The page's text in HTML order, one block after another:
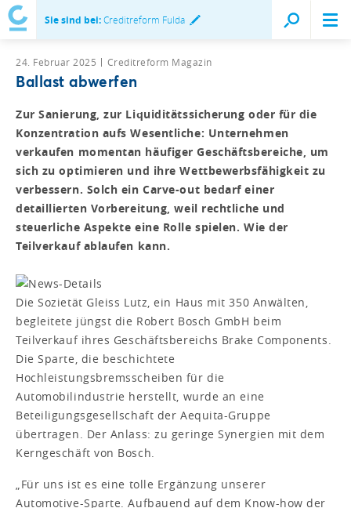
Sie sind bei:Creditreform Fulda
24. Februar 2025 Creditreform Magazin
Ballast abwerfen
Zur Sanierung, zur Liquiditätssicherung oder für die
Konzentration aufs Wesentliche: Unternehmen
verkaufen momentan häufiger Geschäftsbereiche, um
sich zu optimieren und ihre Wettbewerbsfähigkeit zu
verbessern. Solch ein Carve-out bedarf einer
detaillierten Vorbereitung, weil rechtliche und
steuerliche Aspekte eine Rolle spielen. Wie der
Teilverkauf ablaufen kann.
Die Sozietät Gleiss Lutz, ein Haus mit 350 Anwälten,
begleitete jüngst die Robert Bosch GmbH beim
Teilverkauf ihres Geschäftsbereichs Brake Components.
Die Sparte, die beschichtete
Hochleistungsbremsscheiben für die
Automobilindustrie herstellt, wurde an eine
Beteiligungsgesellschaft der Aequita-Gruppe
übertragen. Der Anlass: zu geringe Synergien mit dem
Kerngeschäft von Bosch.
„Für uns ist es eine tolle Ergänzung unserer
Automotive-Sparte. Aufbauend auf dem Know-how der